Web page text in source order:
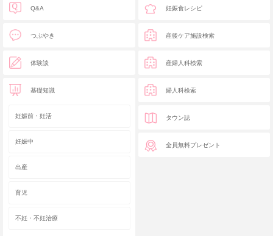
Q&A
つぶやき
体験談
基礎知識
妊娠前・妊活
妊娠中
出産
育児
不妊・不妊治療
妊娠食レシピ
産後ケア施設検索
産婦人科検索
婦人科検索
タウン誌
全員無料プレゼント